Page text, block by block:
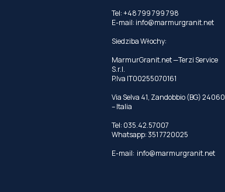
Tel: +48 799 799 798
E-mail: info@marmurgranit.net
Siedziba Włochy:
MarmurGranit.net —Terzi Service
S.r.l.
P.Iva IT00255070161
Via Selva 41, Zandobbio (BG) 24060
– Italia
Tel: 035.42.57007
Whatsapp:351 7720025
E-mail: info@marmurgranit.net